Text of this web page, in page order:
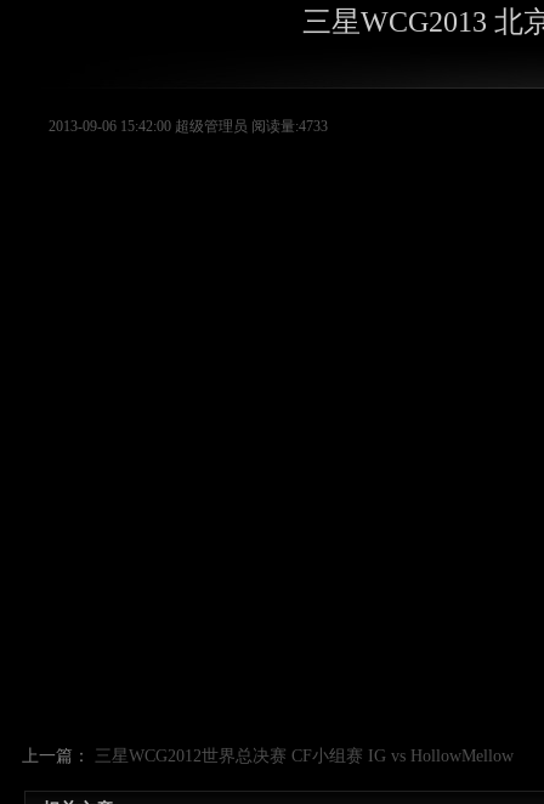
三星WCG2013 北
2013-09-06 15:42:00 超级管理员 阅读量:4733
上一篇： 三星WCG2012世界总决赛 CF小组赛 IG vs HollowMellow